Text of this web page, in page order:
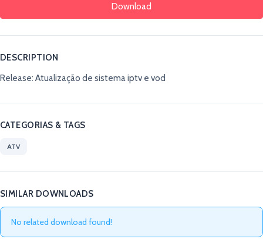
Download
DESCRIPTION
Release: Atualização de sistema iptv e vod
CATEGORIAS & TAGS
ATV
SIMILAR DOWNLOADS
No related download found!